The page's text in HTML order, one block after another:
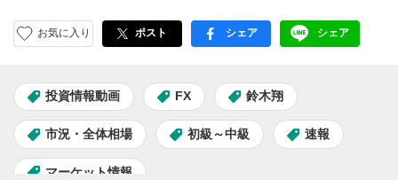
お気に入り ポスト facebook
シェア LINE
シェア
投資情報動画 FX 鈴木翔
市況・全体相場 初級～中級 速報
マーケット情報